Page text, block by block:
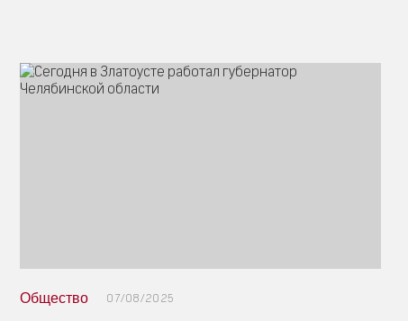
Общество 07/08/2025